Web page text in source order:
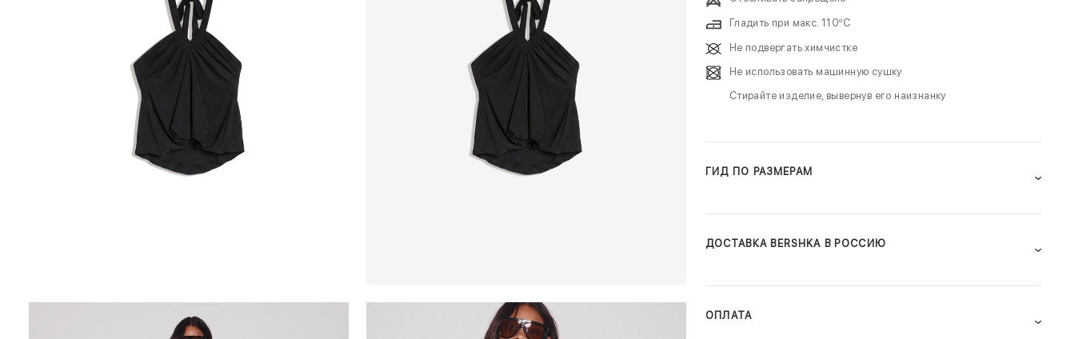
Гладить при макс. 110ºC
Не подвергать химчистке
Не использовать машинную сушку
Стирайте изделие, вывернув его наизнанку
ГИД ПО РАЗМЕРАМ
ДОСТАВКА BERSHKA В РОССИЮ
ОПЛАТА